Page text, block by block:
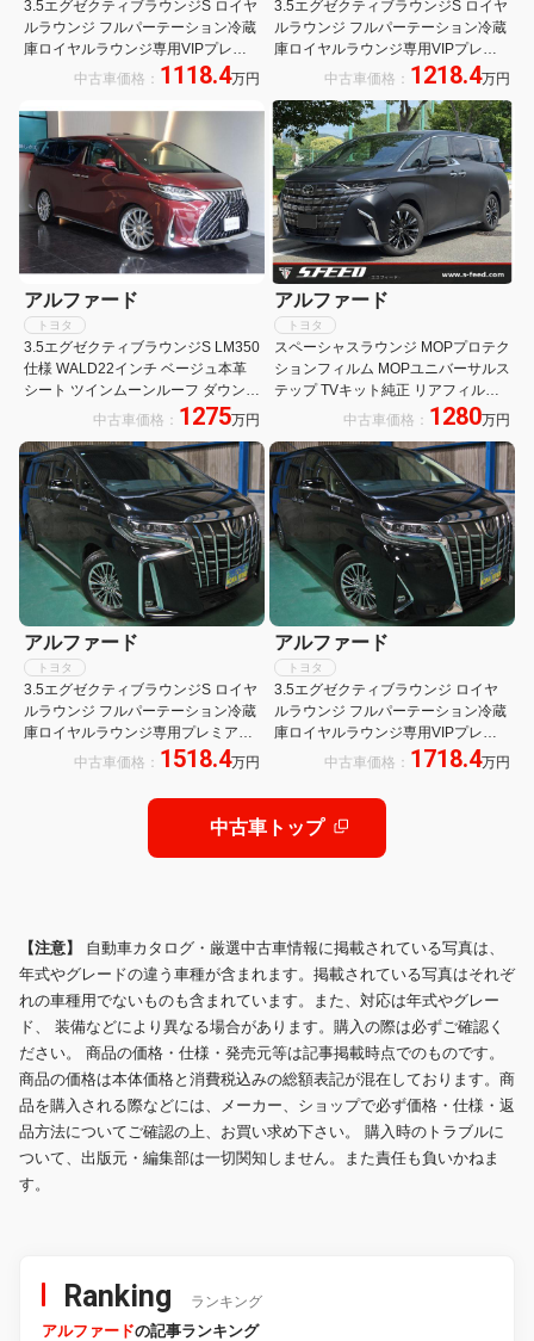
3.5エグゼクティブラウンジS ロイヤ
ルラウンジ フルパーテーション冷蔵
庫ロイヤルラウンジ専用VIPプレミ
アムナッパ本革シートリヤエンター
テイメント24型ディスプレイ集中コ
ントロールタッチパネル前後間通話
リラクゼーションシステムモデリス
タエアロLED
中古車価格： 1118.4万円
3.5エグゼクティブラウンジS ロイヤ
ルラウンジ フルパーテーション冷蔵
庫ロイヤルラウンジ専用VIPプレミ
アムナッパ本革シートリヤエンタテ
イメント24型ディスプレイ集中コン
トロールタッチパネルリラクゼーシ
ョンシステム前後間通話システムモ
デリスタエアロ
中古車価格： 1218.4万円
アルファード
トヨタ
3.5エグゼクティブラウンジS LM350
仕様 WALD22インチ ベージュ本革
シート ツインムーンルーフ ダウンサ
ス 4WD 電動リアゲート クルーズコ
中古車価格： 1275万円
アルファード
トヨタ
スペーシャスラウンジ MOPプロテク
ションフィルム MOPユニバーサルス
テップ TVキット純正 リアフィルム
サイドエンブレムイルミ 4人乗り 19
中古車価格： 1280万円
アルファード
トヨタ
3.5エグゼクティブラウンジS ロイヤ
ルラウンジ フルパーテーション冷蔵
庫ロイヤルラウンジ専用プレミアム
ナッパ本革リラクゼーションシート
前後間通話機能JBLプレミアムサウ
ンド17SPリヤエンターテイメント
24型ディスプレイ集中コントロール
中古車価格： 1518.4万円
アルファード
トヨタ
3.5エグゼクティブラウンジ ロイヤ
ルラウンジ フルパーテーション冷蔵
庫ロイヤルラウンジ専用VIPプレミ
アムナッパ本革エアシートリヤエン
ターテイメント24型ディスプレイ集
中コントロールタッチパネル前後間
通話機能リラクゼーションシステム
おくだけ充電
中古車価格： 1718.4万円
中古車トップ
【注意】 自動車カタログ・厳選中古車情報に掲載されている写真は、
年式やグレードの違う車種が含まれます。掲載されている写真はそれぞ
れの車種用でないものも含まれています。また、対応は年式やグレー
ド、 装備などにより異なる場合があります。購入の際は必ずご確認く
ださい。 商品の価格・仕様・発売元等は記事掲載時点でのものです。
商品の価格は本体価格と消費税込みの総額表記が混在しております。商
品を購入される際などには、メーカー、ショップで必ず価格・仕様・返
品方法についてご確認の上、お買い求め下さい。 購入時のトラブルに
ついて、出版元・編集部は一切関知しません。また責任も負いかねま
す。
Ranking ランキング
アルファードの記事ランキング